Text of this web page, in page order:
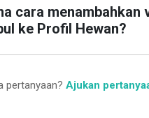
cara menambahkan
ke Profil Hewan?
pertanyaan? Ajukan